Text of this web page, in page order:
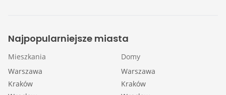
Najpopularniejsze miasta
Mieszkania
Warszawa
Kraków
Domy
Warszawa
Kraków